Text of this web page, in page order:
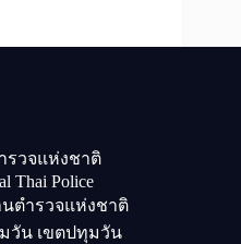
รวจแห่งชาติ
Thai Police
นตำรวจแห่งชาติ
วัน เขตปทุมวัน